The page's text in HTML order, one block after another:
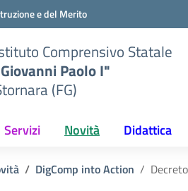
e del Merito
Comprensivo Statale
Paolo I"
(FG)
Servizi Novità Didattica
DigComp into Action